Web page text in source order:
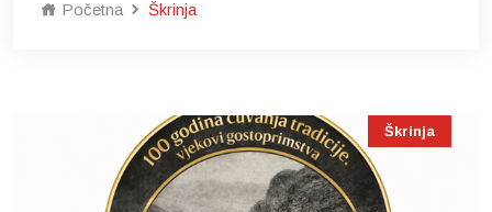
Početna Škrinja
Škrinja